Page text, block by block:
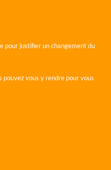
pour justifier un changement du
vous y rendre pour vous